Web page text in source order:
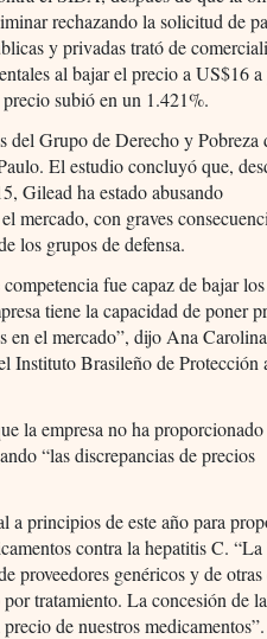
rechazando la solicitud de
y privadas trató de
al bajar el precio a US$16
subió en un 1.421%.
del Grupo de Derecho y Pobreza
El estudio concluyó que,
Gilead ha estado abusando
mercado, con graves
los grupos de defensa.
fue capaz de bajar
tiene la capacidad de poner
en el mercado”, dijo Ana Carolina
Instituto Brasileño de Protección
la empresa no ha
“las discrepancias de precios
principios de este año para
contra la hepatitis C.
proveedores genéricos y de otras
tratamiento. La concesión de
de nuestros medicamentos”.